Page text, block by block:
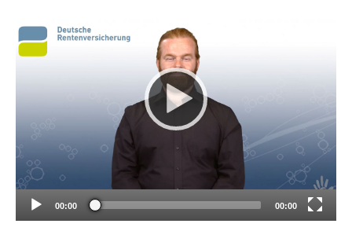
Language
Inhalte in Gebärdensprache (DGS)
Leichte Sprache
Mein Kundenportal
00:00 00:00